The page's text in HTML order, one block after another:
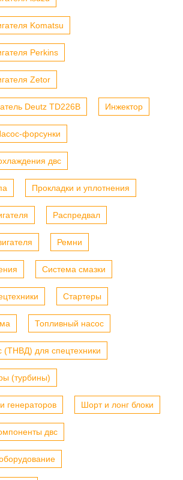
Komatsu
Perkins
Zetor
Deutz TD226B Инжектор
форсунки
двс
Прокладки и уплотнения
Распредвал
Ремни
Система смазки
Стартеры
Топливный насос
(ТНВД) для спецтехники
(турбины)
генераторов Шорт и лонг блоки
двс